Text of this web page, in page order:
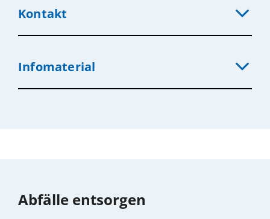
Kontakt
Infomaterial
Abfälle entsorgen